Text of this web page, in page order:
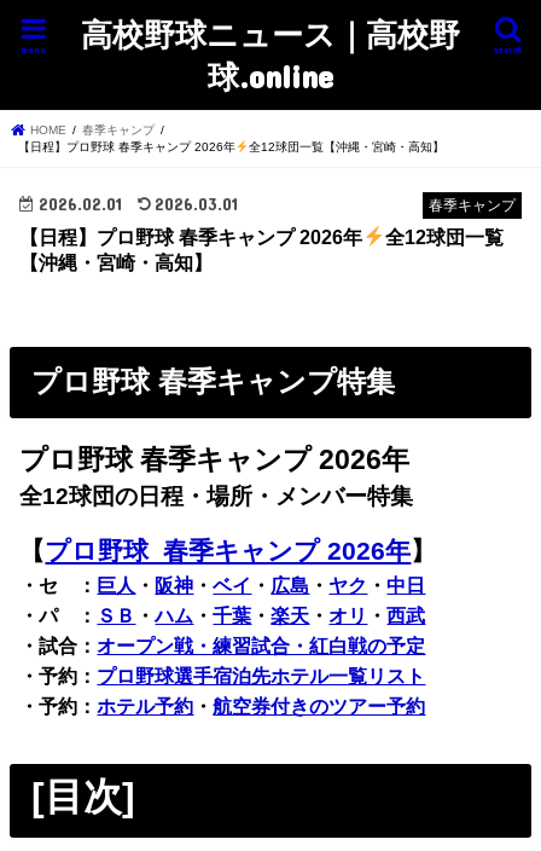
高校野球ニュース｜高校野
球.online
search
menu
HOME
春季キャンプ
【日程】プロ野球 春季キャンプ 2026年
全12球団一覧【沖縄・宮崎・高知】
春季キャンプ
2026.02.01 2026.03.01
【日程】プロ野球 春季キャンプ 2026年
全12球団一覧
【沖縄・宮崎・高知】
プロ野球 春季キャンプ特集
プロ野球 春季キャンプ 2026年
全12球団の日程・場所・メンバー特集
【プロ野球 春季キャンプ 2026年】
・セ ： 巨人 ・ 阪神 ・ベイ ・ 広島 ・ ヤク ・中日
・パ ： ＳＢ ・ハム ・千葉 ・楽天 ・オリ ・西武
・試合：オープン戦・練習試合・紅白戦の予定
・予約： プロ野球選手宿泊先ホテル一覧リスト
・予約：ホテル予約 ・航空券付きのツアー予約
[目次]